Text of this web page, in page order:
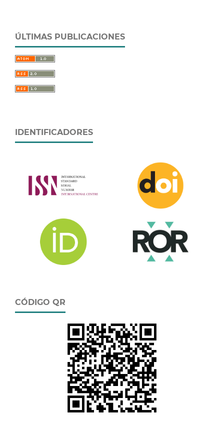
ÚLTIMAS PUBLICACIONES
IDENTIFICADORES
CÓDIGO QR